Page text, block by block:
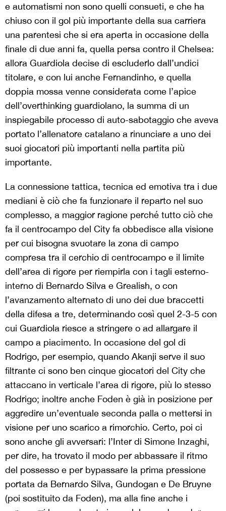
e automatismi non sono quelli consueti, e che ha
chiuso con il gol più importante della sua carriera
una parentesi che si era aperta in occasione della
finale di due anni fa, quella persa contro il Chelsea:
allora Guardiola decise di escluderlo dall’undici
titolare, e con lui anche Fernandinho, e quella
doppia mossa venne considerata come l’apice
dell’overthinking guardiolano, la summa di un
inspiegabile processo di auto-sabotaggio che aveva
portato l’allenatore catalano a rinunciare a uno dei
suoi giocatori più importanti nella partita più
importante.
La connessione tattica, tecnica ed emotiva tra i due
mediani è ciò che fa funzionare il reparto nel suo
complesso, a maggior ragione perché tutto ciò che
fa il centrocampo del City fa obbedisce alla visione
per cui bisogna svuotare la zona di campo
compresa tra il cerchio di centrocampo e il limite
dell’area di rigore per riempirla con i tagli esterno-
interno di Bernardo Silva e Grealish, o con
l’avanzamento alternato di uno dei due braccetti
della difesa a tre, determinando così quel 2-3-5 con
cui Guardiola riesce a stringere o ad allargare il
campo a piacimento. In occasione del gol di
Rodrigo, per esempio, quando Akanji serve il suo
filtrante ci sono ben cinque giocatori del City che
attaccano in verticale l’area di rigore, più lo stesso
Rodrigo; inoltre anche Foden è già in posizione per
aggredire un’eventuale seconda palla o mettersi in
visione per uno scarico a rimorchio. Certo, poi ci
sono anche gli avversari: l’Inter di Simone Inzaghi,
per dire, ha trovato il modo per abbassare il ritmo
del possesso e per bypassare la prima pressione
portata da Bernardo Silva, Gundogan e De Bruyne
(poi sostituito da Foden), ma alla fine anche i